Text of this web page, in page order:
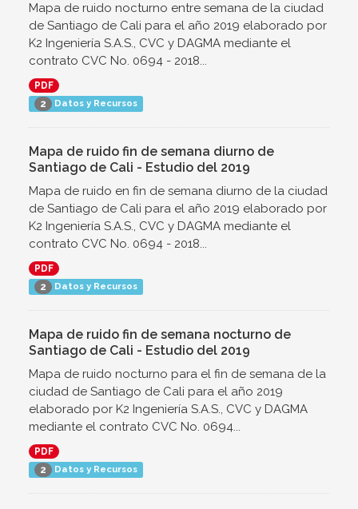
Mapa de ruido nocturno entre semana de la ciudad
de Santiago de Cali para el año 2019 elaborado por
K2 Ingeniería S.A.S., CVC y DAGMA mediante el
contrato CVC No. 0694 - 2018...
PDF
2 Datos y Recursos
Mapa de ruido fin de semana diurno de
Santiago de Cali - Estudio del 2019
Mapa de ruido en fin de semana diurno de la ciudad
de Santiago de Cali para el año 2019 elaborado por
K2 Ingeniería S.A.S., CVC y DAGMA mediante el
contrato CVC No. 0694 - 2018...
PDF
2 Datos y Recursos
Mapa de ruido fin de semana nocturno de
Santiago de Cali - Estudio del 2019
Mapa de ruido nocturno para el fin de semana de la
ciudad de Santiago de Cali para el año 2019
elaborado por K2 Ingeniería S.A.S., CVC y DAGMA
mediante el contrato CVC No. 0694...
PDF
2 Datos y Recursos